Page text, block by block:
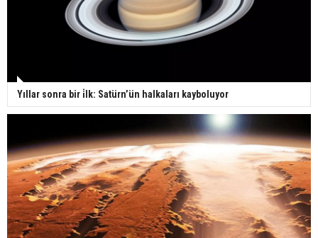
Yıllar sonra bir i̇lk: Satürn’ün halkaları kayboluyor